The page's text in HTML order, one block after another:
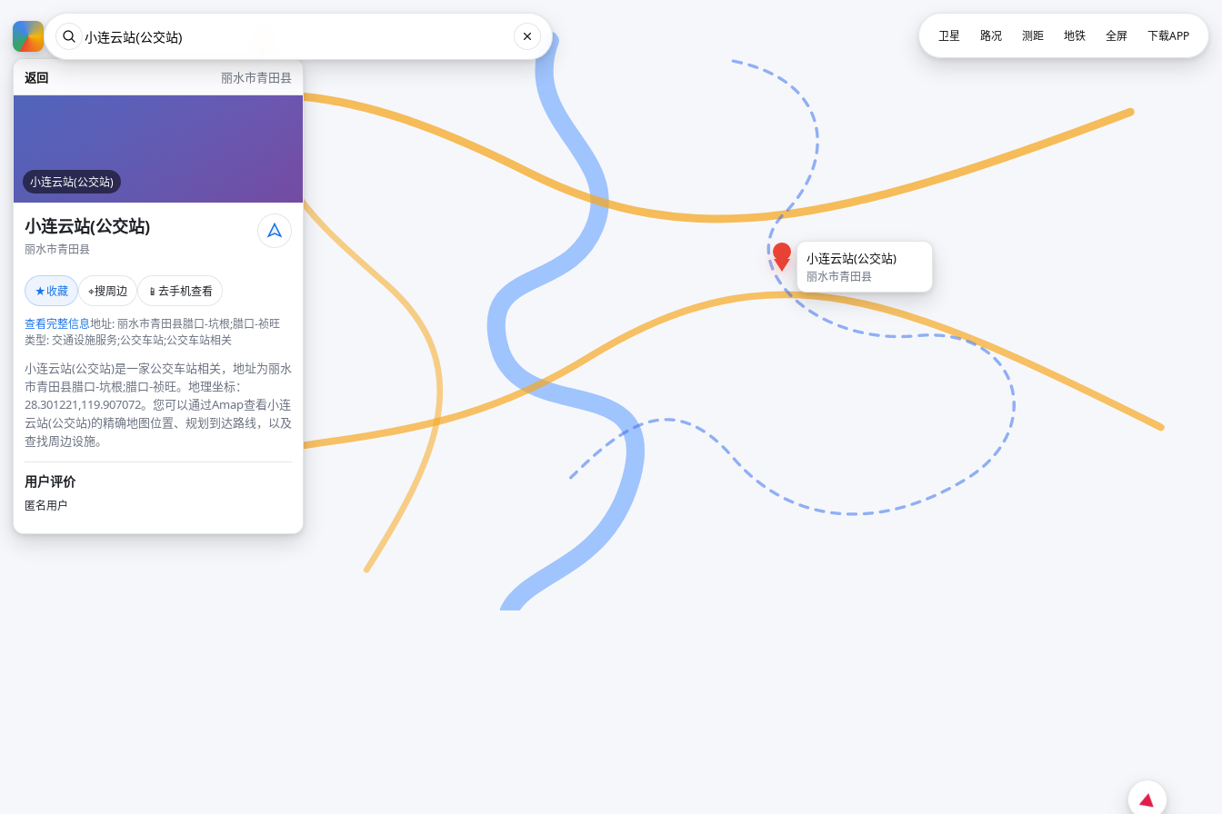
返回 丽水市青田县
小连云站(公交站)
小连云站(公交站)
丽水市青田县
★收藏 ⌖搜周边 📱 去手机查看
查看完整信息地址: 丽水市青田县腊口-坑根;腊口-祯旺
类型: 交通设施服务;公交车站;公交车站相关
小连云站(公交站)是一家公交车站相关，地址为丽水
市青田县腊口-坑根;腊口-祯旺。地理坐标：
28.301221,119.907072。您可以通过Amap查看小连
云站(公交站)的精确地图位置、规划到达路线，以及
查找周边设施。
用户评价
匿名用户
小连云站(公交站)
丽水市青田县
卫星 路况 测距 地铁 全屏 下载APP